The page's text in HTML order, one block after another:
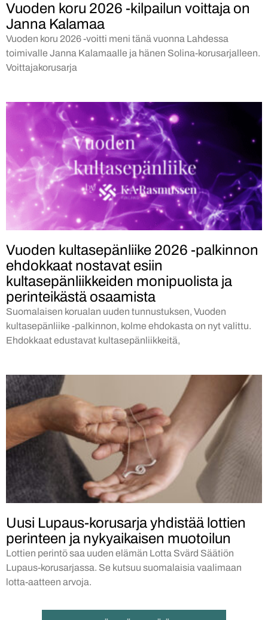
Vuoden koru 2026 -kilpailun voittaja on
Janna Kalamaa
Vuoden koru 2026 -voitti meni tänä vuonna Lahdessa
toimivalle Janna Kalamaalle ja hänen Solina-korusarjalleen.
Voittajakorusarja
Vuoden kultasepänliike 2026 -palkinnon
ehdokkaat nostavat esiin
kultasepänliikkeiden monipuolista ja
perinteikästä osaamista
Suomalaisen korualan uuden tunnustuksen, Vuoden
kultasepänliike -palkinnon, kolme ehdokasta on nyt valittu.
Ehdokkaat edustavat kultasepänliikkeitä,
Uusi Lupaus-korusarja yhdistää lottien
perinteen ja nykyaikaisen muotoilun
Lottien perintö saa uuden elämän Lotta Svärd Säätiön
Lupaus-korusarjassa. Se kutsuu suomalaisia vaalimaan
lotta-aatteen arvoja.